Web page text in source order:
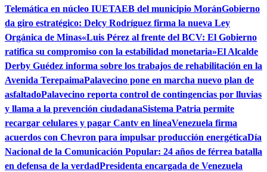
Telemática en núcleo IUETAEB del municipio MoránGobierno
da giro estratégico: Delcy Rodríguez firma la nueva Ley
Orgánica de Minas«Luis Pérez al frente del BCV: El Gobierno
ratifica su compromiso con la estabilidad monetaria»El Alcalde
Derby Guédez informa sobre los trabajos de rehabilitación en la
Avenida TerepaimaPalavecino pone en marcha nuevo plan de
asfaltadoPalavecino reporta control de contingencias por lluvias
y llama a la prevención ciudadanaSistema Patria permite
recargar celulares y pagar Cantv en líneaVenezuela firma
acuerdos con Chevron para impulsar producción energéticaDía
Nacional de la Comunicación Popular: 24 años de férrea batalla
en defensa de la verdadPresidenta encargada de Venezuela